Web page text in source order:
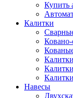
Купить
Калитки
Навесы